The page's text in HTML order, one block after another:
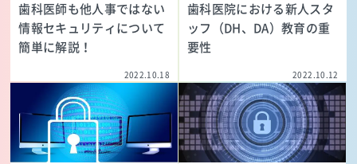
歯科医師も他人事ではない
情報セキュリティについて
簡単に解説！
2022.10.18
歯科医院における新人スタ
ッフ（DH、DA）教育の重
要性
2022.10.12